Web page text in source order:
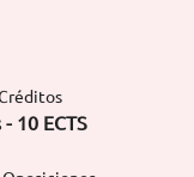
10 ECTS